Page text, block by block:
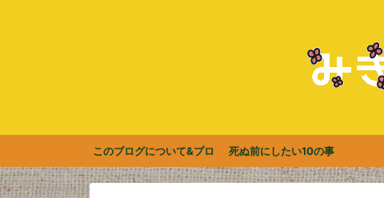
このブログについて&プロ
フィール
死ぬ前にしたい10の事